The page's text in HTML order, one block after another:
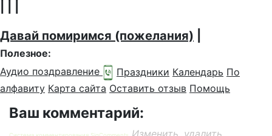
Давай помиримся (пожелания)
Полезное:
Аудио поздравление
Праздники Календарь По
алфавиту Карта сайта Оставить отзыв Помощь
Ваш комментарий:
Изменить, удалить